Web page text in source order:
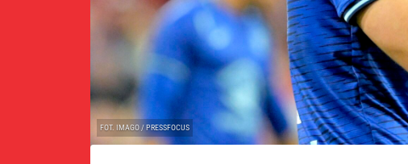
FOT. IMAGO / PRESSFOCUS